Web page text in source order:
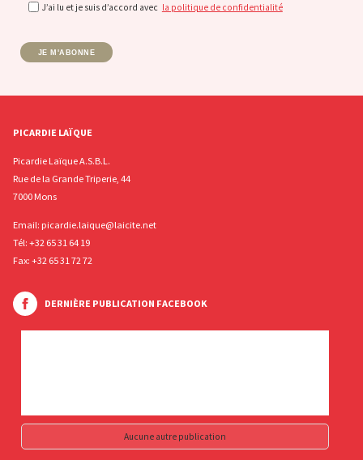
J’ai lu et je suis d’accord avec la politique de confidentialité
JE M'ABONNE
PICARDIE LAÏQUE
Picardie Laïque A.S.B.L.
Rue de la Grande Triperie, 44
7000 Mons
Email: picardie.laique@laicite.net
Tél: +32 65 31 64 19
Fax: +32 65 31 72 72
DERNIÈRE PUBLICATION FACEBOOK
Aucune autre publication